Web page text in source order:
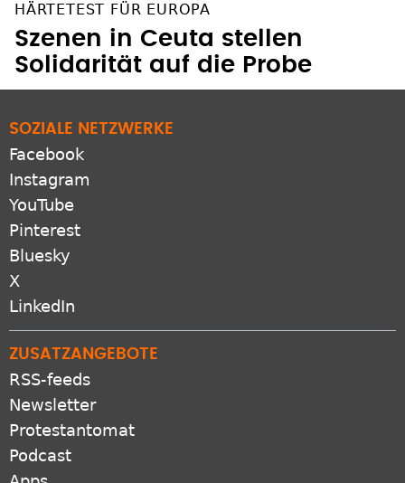
HÄRTETEST FÜR EUROPA
Szenen in Ceuta stellen
Solidarität auf die Probe
SOZIALE NETZWERKE
Facebook
Instagram
YouTube
Pinterest
Bluesky
X
LinkedIn
ZUSATZANGEBOTE
RSS-feeds
Newsletter
Protestantomat
Podcast